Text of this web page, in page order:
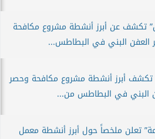
تكشف عن أبرز أنشطة مشروع مكافحة
العفن البني في البطاطس...
تكشف أبرز أنشطة مشروع مكافحة وحصر
البني في البطاطس من...
تعلن ملخصاً حول أبرز أنشطة معمل